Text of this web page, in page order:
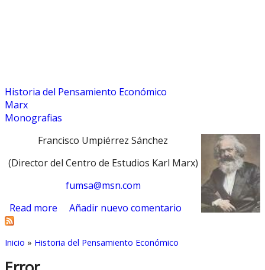
Historia del Pensamiento Económico
Marx
Monografias
Francisco Umpiérrez Sánchez
(Director del Centro de Estudios Karl Marx)
fumsa@msn.com
Read more about Teoría del Valor
Añadir nuevo comentario
Inicio » Historia del Pensamiento Económico